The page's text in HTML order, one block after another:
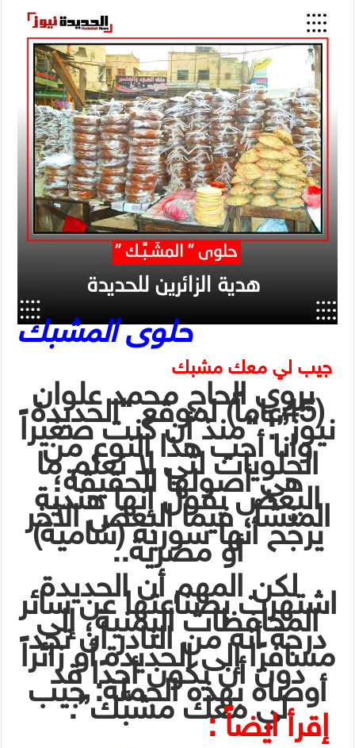
حلوى المشبك
جيب لي معك مشبك
يروي الحاج محمد علوان
(45عاماً) لموقع “الحديدة
نيوز”: “منذ أن كنت صغيراً
وانا أحب هذا النوع من
الحلويات لتي لا نعلم ما
هي أصولها الحقيقة؛
البعض يقول إنها هندية
المنشأ، فيما البعض الآخر
يرجِّح أنها سورية (شامية)
أو مصرية..
لكن المهم أن الحديدة
اشتهرت بصناعتها عن سائر
المحافظات اليمنية، إلى
درجة أنه من النادر أن تجد
مسافرًا إلى الحديدة أو زائراً
دون أن يكون أحدًا قد
أوصاه بهذه الجملة: جيب
لي معك مشبَّك”.
إقرأ ايضاً :